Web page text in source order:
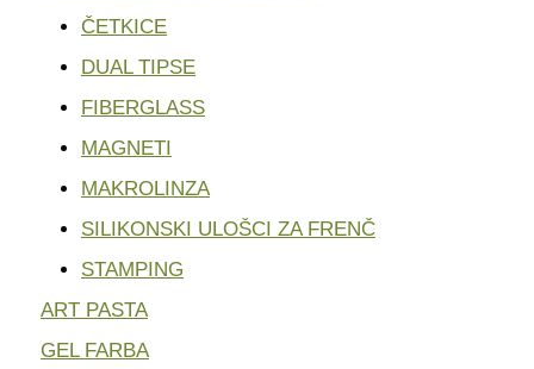
ČETKICE
DUAL TIPSE
FIBERGLASS
MAGNETI
MAKROLINZA
SILIKONSKI ULOŠCI ZA FRENČ
STAMPING
ART PASTA
GEL FARBA